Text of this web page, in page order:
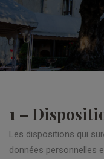
1 –
Les dispositions qui
données personnelles